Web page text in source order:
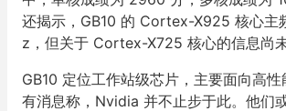
还揭示，GB10 的 Cortex-X925 核心主
z，但关于 Cortex-X725 核心的信息尚未
GB10 定位工作站级芯片，主要面向高性
有消息称，Nvidia 并不止步于此。他们